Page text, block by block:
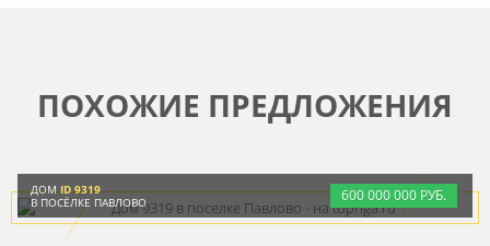
ПОХОЖИЕ ПРЕДЛОЖЕНИЯ
600000000 РУБ.
ДОМID 9319
В ПОСЁЛКЕ ПАВЛОВО